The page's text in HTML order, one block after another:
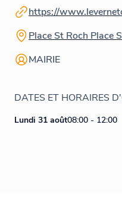
https://
Place St Roch Place
MAIRIE
DATES ET HORAIRES
Lundi 31 août08:00 - 12:00